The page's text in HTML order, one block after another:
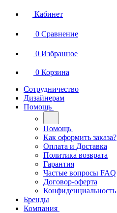
Кабинет
0 Сравнение
0 Избранное
0 Корзина
Сотрудничество
Дизайнерам
Помощь
Помощь
Как оформить заказа?
Оплата и Доставка
Политика возврата
Гарантия
Частые вопросы FAQ
Договор-оферта
Конфиденциальность
Бренды
Компания